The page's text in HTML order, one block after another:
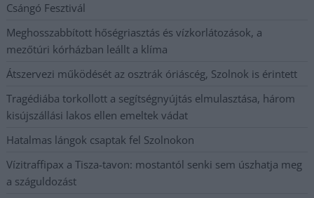
Csángó Fesztivál
Meghosszabbított hőségriasztás és vízkorlátozások, a
mezőtúri kórházban leállt a klíma
Átszervezi működését az osztrák óriáscég, Szolnok is érintett
Tragédiába torkollott a segítségnyújtás elmulasztása, három
kisújszállási lakos ellen emeltek vádat
Hatalmas lángok csaptak fel Szolnokon
Vízitraffipax a Tisza-tavon: mostantól senki sem úszhatja meg
a száguldozást